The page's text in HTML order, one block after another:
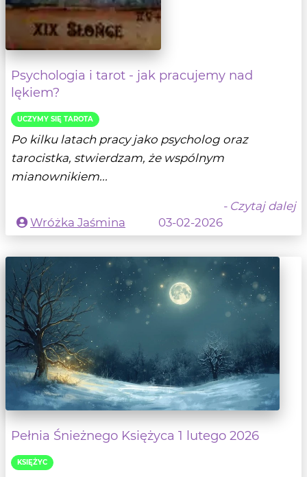
Psychologia i tarot - jak pracujemy nad
lękiem?
UCZYMY SIĘ TAROTA
Po kilku latach pracy jako psycholog oraz
tarocistka, stwierdzam, że wspólnym
mianownikiem...
- Czytaj dalej
Wróżka Jaśmina
03-02-2026
Pełnia Śnieżnego Księżyca 1 lutego 2026
KSIĘŻYC